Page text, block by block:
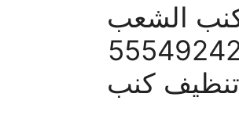
الشعب
55549242
كنب